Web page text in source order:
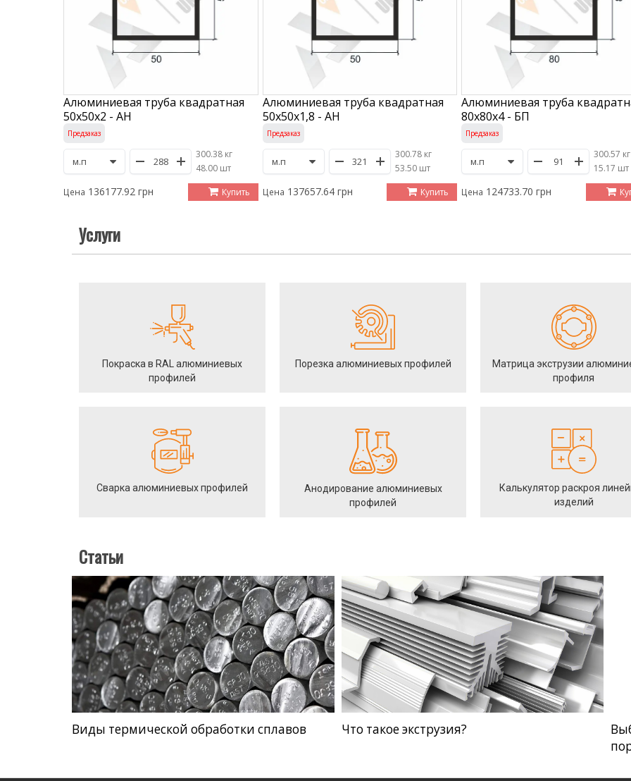
Алюминиевая труба квадратная
50х50х2 - АН
Предзаказ
300.38 кг
/48.00 шт
Цена 136177.92 грн Купить
Алюминиевая труба квадратная
50х50х1,8 - АН
Предзаказ
300.78 кг
/53.50 шт
Цена 137657.64 грн Купить
Алюминиевая труба
80х80х4 - БП
Предзаказ
300.57 кг
/15.17 шт
Цена 124733.70 грн
Услуги
Покраска в RAL алюминиевых
профилей
Порезка алюминиевых профилей
Матрица экструзии
профиля
Сварка алюминиевых профилей
Анодирование алюминиевых
профилей
Калькулятор раскроя
изделий
Статьи
Виды термической обработки сплавов Что такое экструзия?